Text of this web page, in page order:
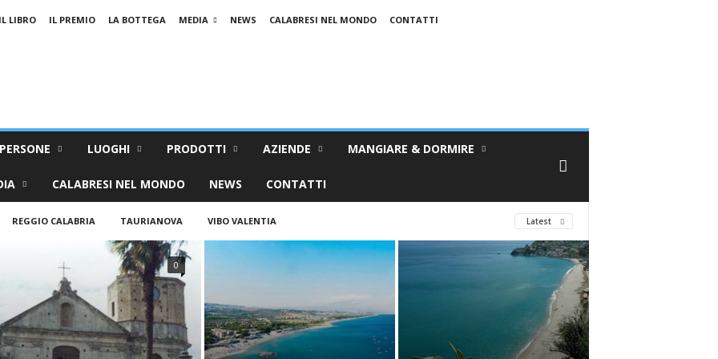
IL LIBRO IL PREMIO LA BOTTEGA MEDIA NEWS CALABRESI NEL MONDO
CONTATTI
PERSONE LUOGHI PRODOTTI AZIENDE MANGIARE & DORMIRE
CALABRESI NEL MONDO NEWS CONTATTI
REGGIO CALABRIA TAURIANOVA VIBO VALENTIA Latest
0